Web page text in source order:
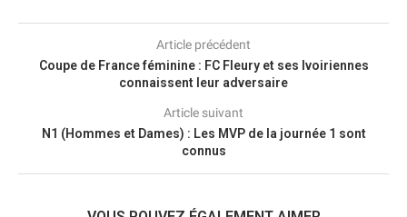
Article précédent
Coupe de France féminine : FC Fleury et ses Ivoiriennes
connaissent leur adversaire
Article suivant
N1 (Hommes et Dames) : Les MVP de la journée 1 sont
connus